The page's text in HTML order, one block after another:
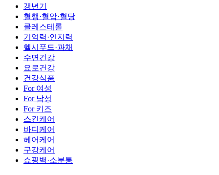
갱년기
혈행·혈압·혈당
콜레스테롤
기억력·인지력
헬시푸드·과채
수면건강
요로건강
건강식품
For 여성
For 남성
For 키즈
스킨케어
바디케어
헤어케어
구강케어
쇼핑백·소분통